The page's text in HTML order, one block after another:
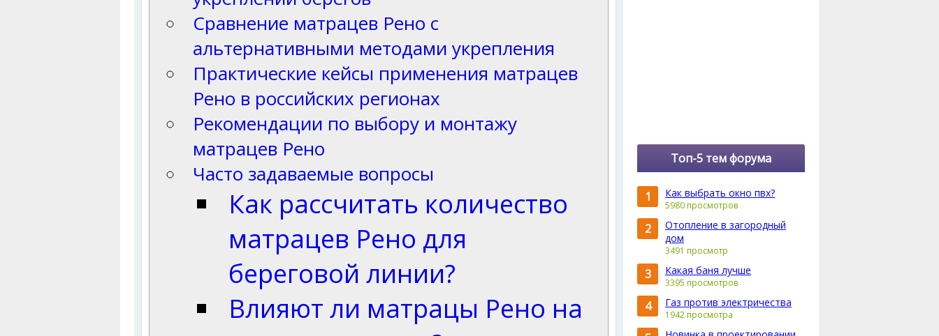
Сравнение матрацев Рено с
альтернативными методами укрепления
Практические кейсы применения матрацев
Рено в российских регионах
Рекомендации по выбору и монтажу
матрацев Рено
Часто задаваемые вопросы
Как рассчитать количество
матрацев Рено для
береговой линии?
Влияют ли матрацы Рено на
Топ-5 тем форума
1 Как выбрать окно пвх?
5980 просмотров
2
Отопление в загородный
дом
3491 просмотр
3 Какая баня лучше
3395 просмотров
4 Газ против электричества
1942 просмотра